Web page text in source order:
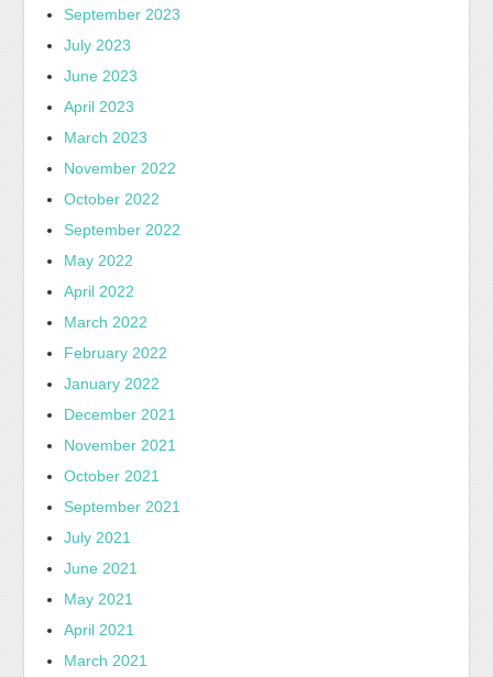
September 2023
July 2023
June 2023
April 2023
March 2023
November 2022
October 2022
September 2022
May 2022
April 2022
March 2022
February 2022
January 2022
December 2021
November 2021
October 2021
September 2021
July 2021
June 2021
May 2021
April 2021
March 2021